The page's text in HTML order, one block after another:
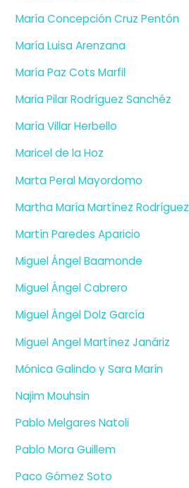
María Concepción Cruz Pentón
María Luisa Arenzana
María Paz Cots Marfil
Maria Pilar Rodríguez Sanchéz
María Villar Herbello
Maricel de la Hoz
Marta Peral Mayordomo
Martha María Martínez Rodríguez
Martín Paredes Aparicio
Miguel Ángel Baamonde
Miguel Ángel Cabrero
Miguel Ángel Dolz García
Miguel Angel Martínez Janáriz
Mónica Galindo y Sara Marín
Najim Mouhsin
Pablo Melgares Natoli
Pablo Mora Guillem
Paco Gómez Soto